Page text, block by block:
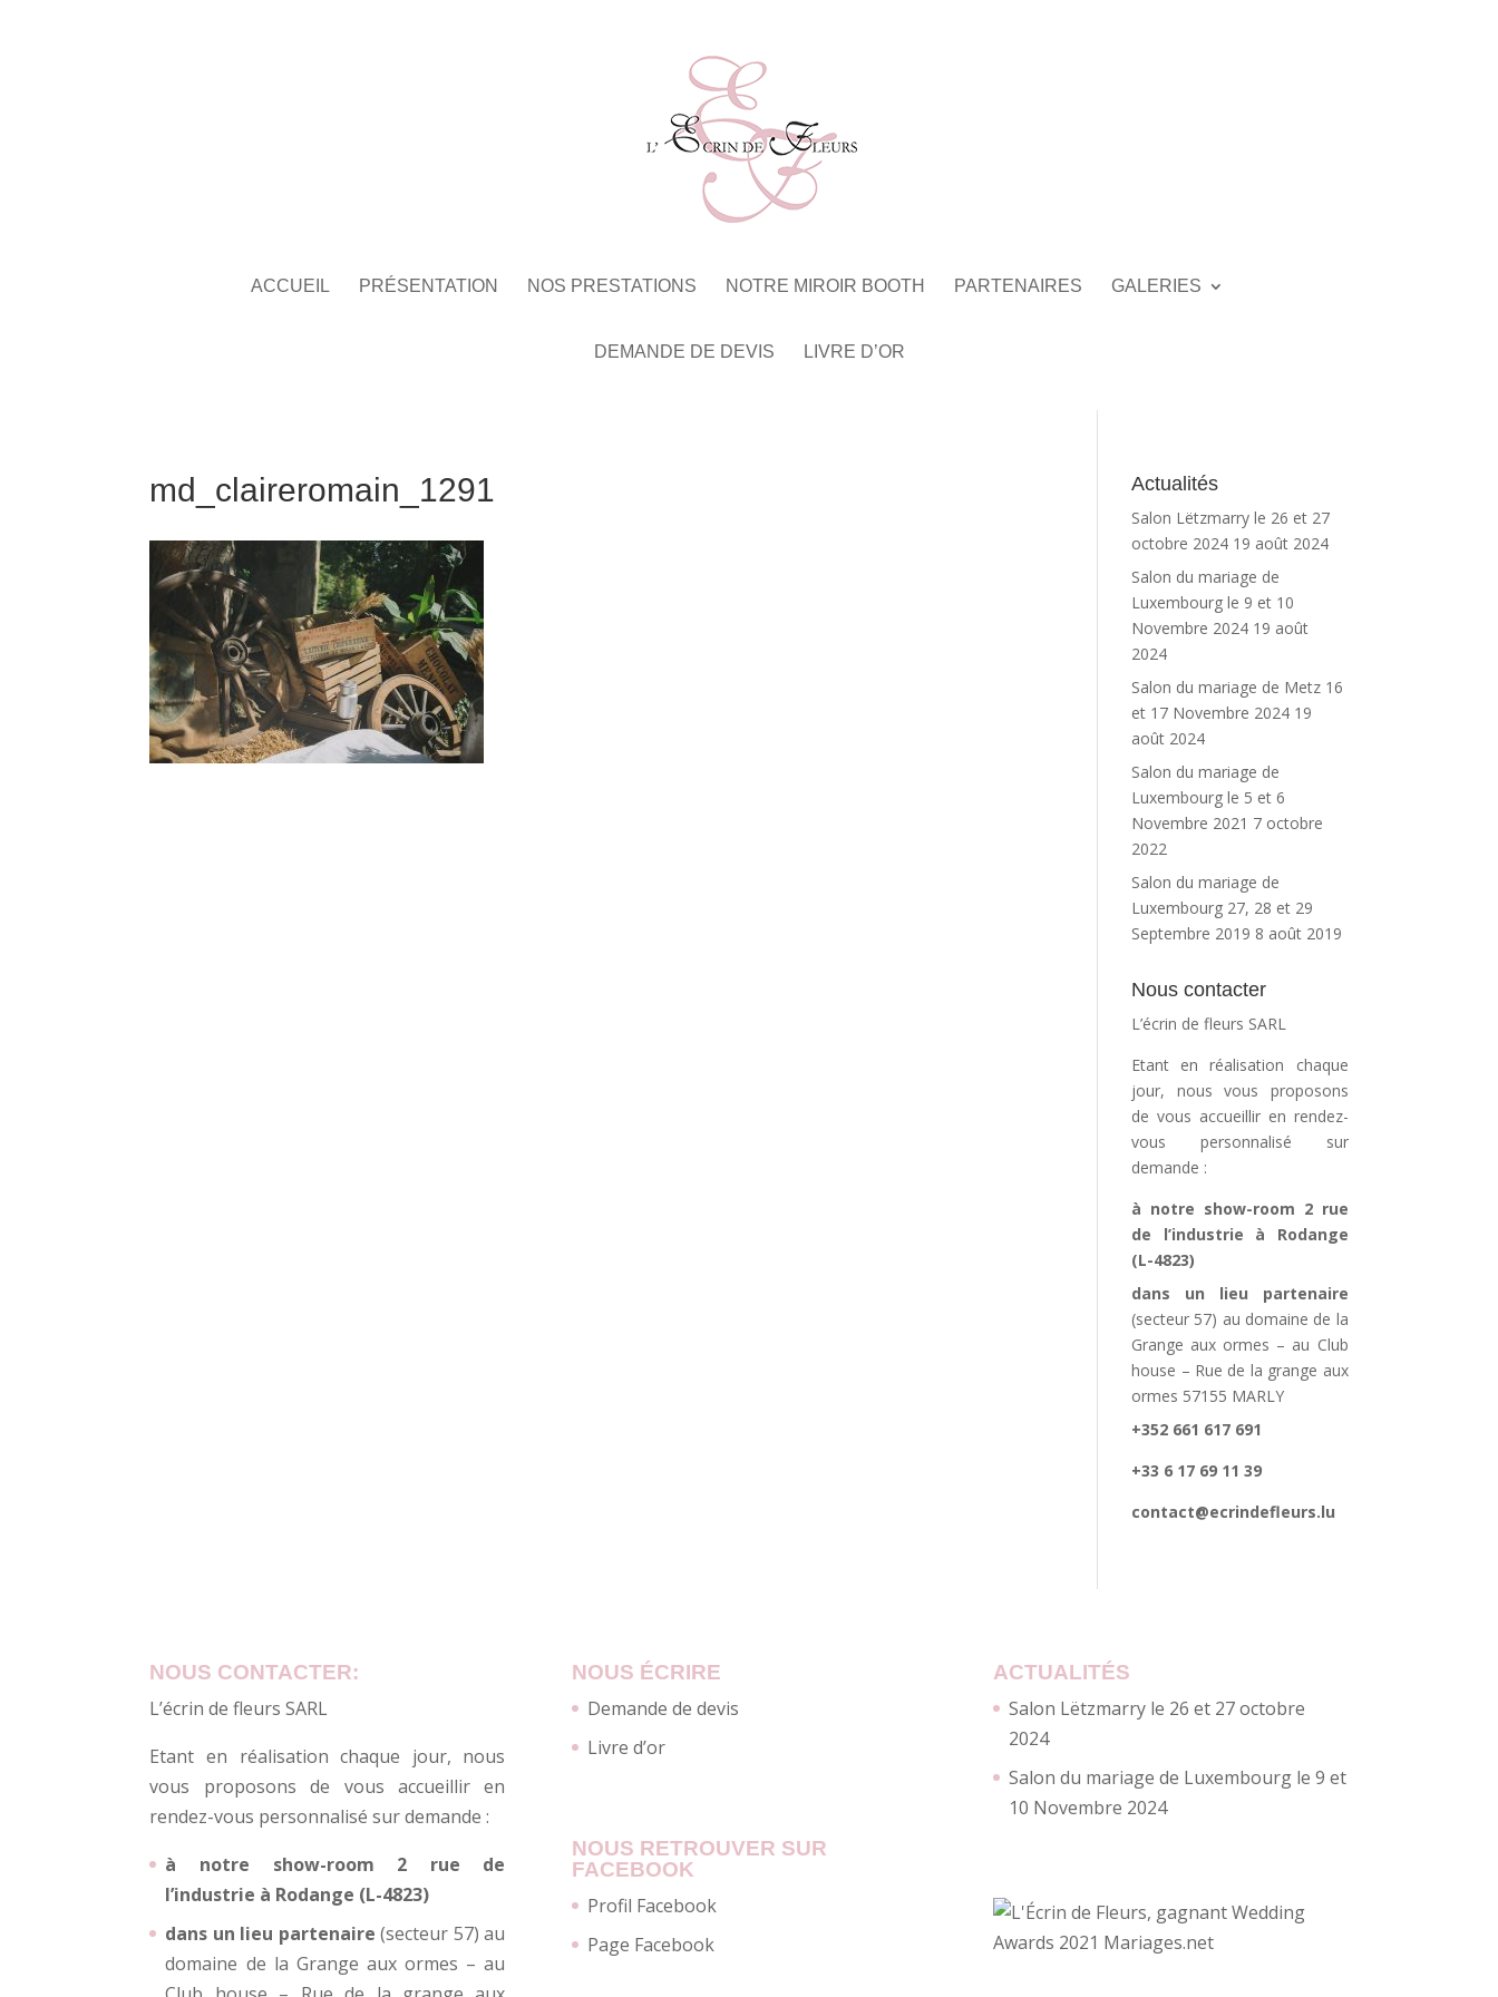
ACCUEIL PRÉSENTATION NOS PRESTATIONS NOTRE MIROIR BOOTH PARTENAIRES GALERIES
DEMANDE DE DEVIS LIVRE D’OR
md_claireromain_1291 Actualités
Salon Lëtzmarry le 26 et 27
octobre 2024 19 août 2024
Salon du mariage de
Luxembourg le 9 et 10
Novembre 2024 19 août
2024
Salon du mariage de Metz 16
et 17 Novembre 2024 19
août 2024
Salon du mariage de
Luxembourg le 5 et 6
Novembre 2021 7 octobre
2022
Salon du mariage de
Luxembourg 27, 28 et 29
Septembre 2019 8 août 2019
Nous contacter
L’écrin de fleurs SARL
Etant en réalisation chaque
jour, nous vous proposons
de vous accueillir en rendez-
vous personnalisé sur
demande :
à notre show-room 2 rue
de l’industrie à Rodange
(L-4823)
dans un lieu partenaire
(secteur 57) au domaine de la
Grange aux ormes – au Club
house – Rue de la grange aux
ormes 57155 MARLY
+352 661 617 691
+33 6 17 69 11 39
contact@ecrindefleurs.lu
NOUS CONTACTER:
L’écrin de fleurs SARL
Etant en réalisation chaque jour, nous
vous proposons de vous accueillir en
rendez-vous personnalisé sur demande :
à notre show-room 2 rue de
l’industrie à Rodange (L-4823)
dans un lieu partenaire (secteur 57) au
domaine de la Grange aux ormes – au
NOUS ÉCRIRE
Demande de devis
Livre d’or
NOUS RETROUVER SUR
FACEBOOK
Profil Facebook
Page Facebook
ACTUALITÉS
Salon Lëtzmarry le 26 et 27 octobre
2024
Salon du mariage de Luxembourg le 9 et
10 Novembre 2024